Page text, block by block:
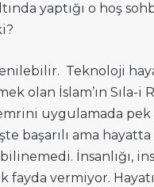
yaptığı o hoş
Teknoloji
olan İslam’ın Sıla-i
uygulamada
başarılı ama
İnsanlığı,
vermiyor.